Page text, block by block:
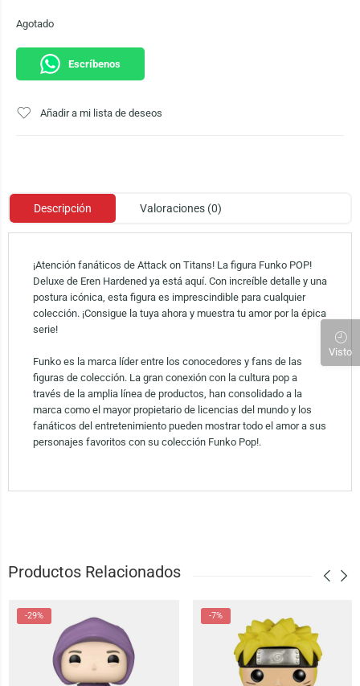
Agotado
Escríbenos
Añadir a mi lista de deseos
Descripción Valoraciones (0)
¡Atención fanáticos de Attack on Titans! La figura Funko POP!
Deluxe de Eren Hardened ya está aquí. Con increíble detalle y una
postura icónica, esta figura es imprescindible para cualquier
colección. ¡Consigue la tuya ahora y muestra tu amor por la épica
serie!
Funko es la marca líder entre los conocedores y fans de las
figuras de colección. La gran conexión con la cultura pop a
través de la amplia línea de productos, han consolidado a la
marca como el mayor propietario de licencias del mundo y los
fanáticos del entretenimiento pueden mostrar todo el amor a sus
personajes favoritos con su colección Funko Pop!.
Productos Relacionados
-29% -7%
Visto